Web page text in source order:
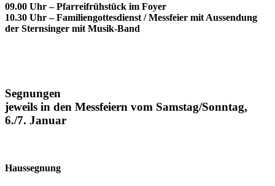
09.00 Uhr – Pfarreifrühstück im Foyer
10.30 Uhr – Familiengottesdienst / Messfeier mit Aussendung
der Sternsinger mit Musik-Band
Segnungen
jeweils in den Messfeiern vom Samstag/Sonntag,
6./7. Januar
Haussegnung